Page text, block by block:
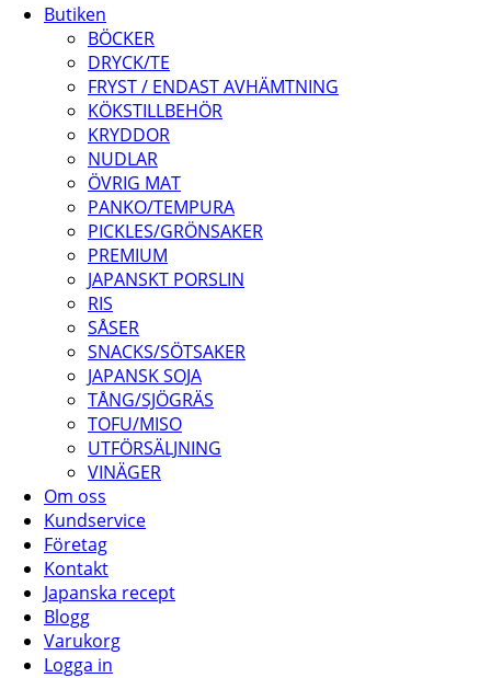
Butiken
BÖCKER
DRYCK/TE
FRYST / ENDAST AVHÄMTNING
KÖKSTILLBEHÖR
KRYDDOR
NUDLAR
ÖVRIG MAT
PANKO/TEMPURA
PICKLES/GRÖNSAKER
PREMIUM
JAPANSKT PORSLIN
RIS
SÅSER
SNACKS/SÖTSAKER
JAPANSK SOJA
TÅNG/SJÖGRÄS
TOFU/MISO
UTFÖRSÄLJNING
VINÄGER
Om oss
Kundservice
Företag
Kontakt
Japanska recept
Blogg
Varukorg
Logga in